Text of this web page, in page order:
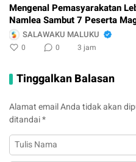
Mengenal Pemasyarakatan
Namlea Sambut 7 Peserta
SALAWAKU MALUKU
0 0 3 jam
Tinggalkan Balasan
Alamat email Anda tidak akan
ditandai*